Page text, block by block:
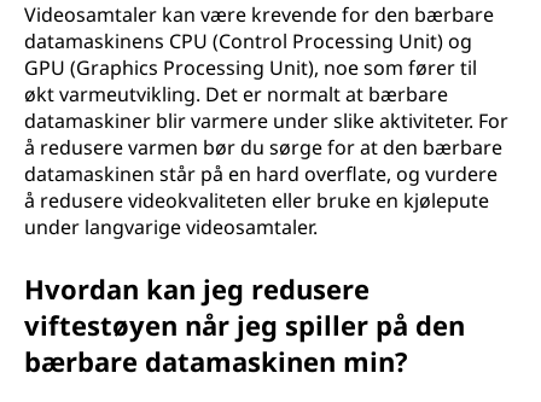
Videosamtaler kan være krevende for den bærbare
datamaskinens CPU (Control Processing Unit) og
GPU (Graphics Processing Unit), noe som fører til
økt varmeutvikling. Det er normalt at bærbare
datamaskiner blir varmere under slike aktiviteter. For
å redusere varmen bør du sørge for at den bærbare
datamaskinen står på en hard overflate, og vurdere
å redusere videokvaliteten eller bruke en kjølepute
under langvarige videosamtaler.
Hvordan kan jeg redusere
viftestøyen når jeg spiller på den
bærbare datamaskinen min?